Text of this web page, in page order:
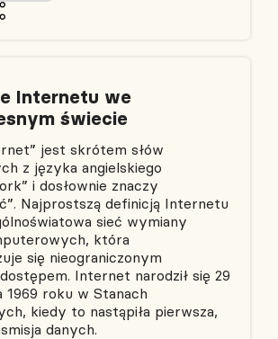
Internetu we
świecie
jest skrótem słów
z języka angielskiego
i dosłownie znaczy
Najprostszą definicją Internetu
sieć wymiany
która
się nieograniczonym
Internet narodził się 29
1969 roku w Stanach
kiedy to nastąpiła pierwsza,
danych.